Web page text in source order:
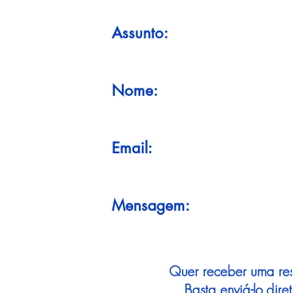
Assunto:
Nome:
Email:
Mensagem:
Quer receber uma